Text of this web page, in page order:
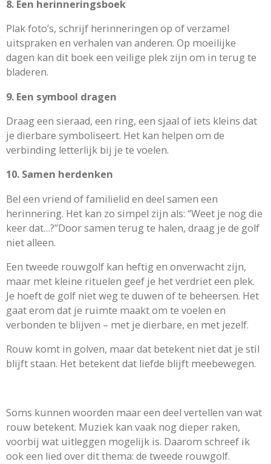
8. Een herinneringsboek
Plak foto’s, schrijf herinneringen op of verzamel
uitspraken en verhalen van anderen. Op moeilijke
dagen kan dit boek een veilige plek zijn om in terug te
bladeren.
9. Een symbool dragen
Draag een sieraad, een ring, een sjaal of iets kleins dat
je dierbare symboliseert. Het kan helpen om de
verbinding letterlijk bij je te voelen.
10. Samen herdenken
Bel een vriend of familielid en deel samen een
herinnering. Het kan zo simpel zijn als: “Weet je nog die
keer dat…?”Door samen terug te halen, draag je de golf
niet alleen.
Een tweede rouwgolf kan heftig en onverwacht zijn,
maar met kleine rituelen geef je het verdriet een plek.
Je hoeft de golf niet weg te duwen of te beheersen. Het
gaat erom dat je ruimte maakt om te voelen en
verbonden te blijven – met je dierbare, en met jezelf.
Rouw komt in golven, maar dat betekent niet dat je stil
blijft staan. Het betekent dat liefde blijft meebewegen.
Soms kunnen woorden maar een deel vertellen van wat
rouw betekent. Muziek kan vaak nog dieper raken,
voorbij wat uitleggen mogelijk is. Daarom schreef ik
ook een lied over dit thema: de tweede rouwgolf.